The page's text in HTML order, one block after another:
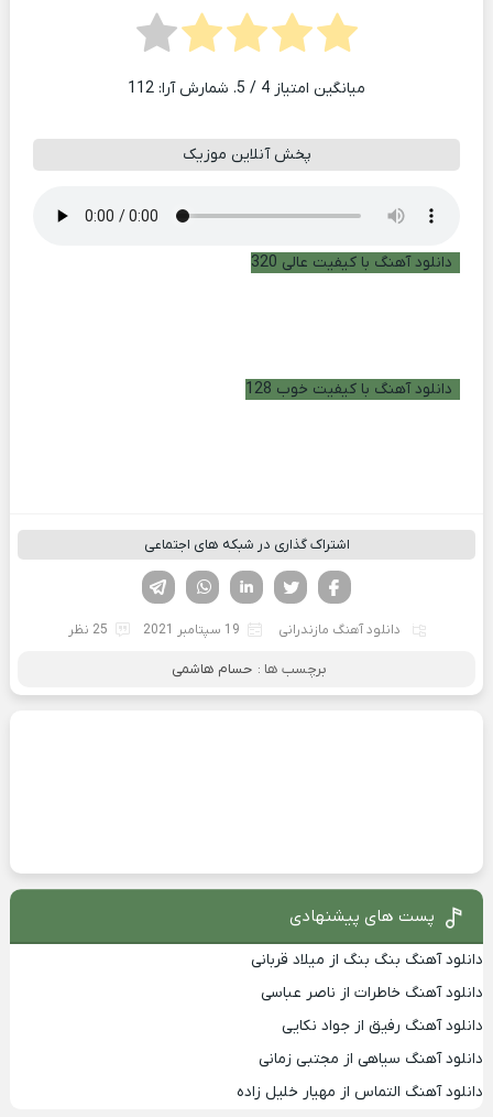
میانگین امتیاز 4 / 5. شمارش آرا: 112
پخش آنلاین موزیک
دانلود آهنگ با کیفیت عالی 320
دانلود آهنگ با کیفیت خوب 128
اشتراک گذاری در شبکه های اجتماعی
لینکدین تویتر
فیسوک
دانلود آهنگ مازندرانی 19 سپتامبر 2021 25 نظر
برچسب ها : حسام هاشمی
پست های پیشنهادی
دانلود آهنگ بنگ بنگ از میلاد قربانی
دانلود آهنگ خاطرات از ناصر عباسی
دانلود آهنگ رفیق از جواد نکایی
دانلود آهنگ سیاهی از مجتبی زمانی
دانلود آهنگ التماس از مهیار خلیل زاده